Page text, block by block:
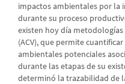
impactos ambientales por la
durante su proceso
existen hoy día metodologías
(ACV), que permite
ambientales potenciales
durante las etapas de su
determinó la trazabilidad de